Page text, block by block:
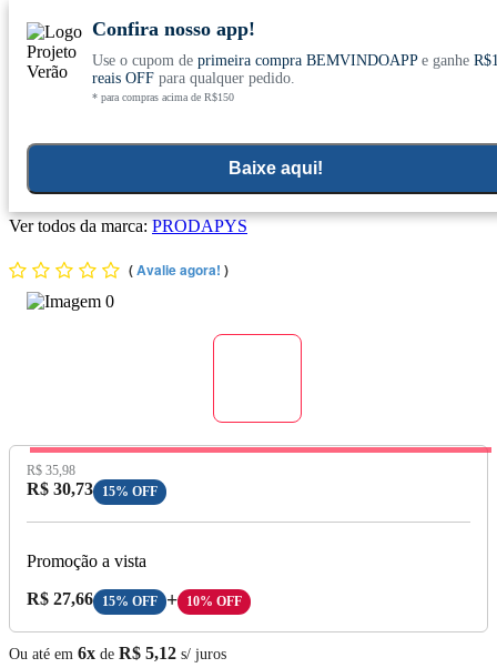
Conheça nosso site novo! E comemore com 0
Confira nosso app!
Use o cupom de primeira compra BEMVINDOAPPe ganhe
reais OFFpara qualquer pedido.
* para compras acima de R$150
Baixe aqui!
Própolis Marrom s/ Álcool 45 Cápsulas - Prodapys
Ver todos da marca: PRODAPYS
(Avalie agora! )
Preço Original:
R$ 35,98
Preço com Desconto:
R$ 30,73 15% OFF
Promoção a vista
Preço A Vista:
R$ 27,66 15% OFF + 10% OFF
Ou até em 6x de R$ 5,12 s/ juros